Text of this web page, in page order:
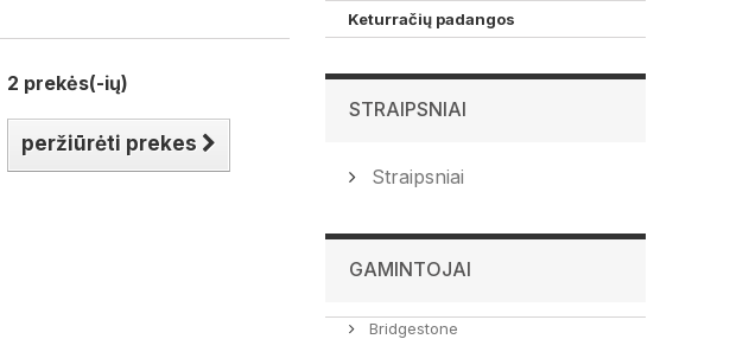
2 prekės(-ių)
peržiūrėti prekes
Keturračių padangos
STRAIPSNIAI
Straipsniai
GAMINTOJAI
Bridgestone